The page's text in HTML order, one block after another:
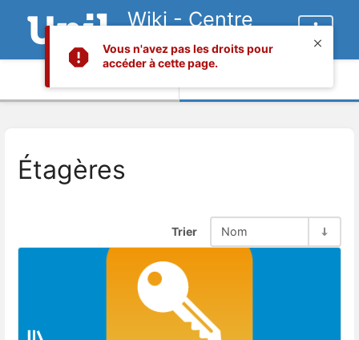
Vous n'avez pas les droits pour
accéder à cette page.
Wiki - Centre
informatique
Étagères
Trier Nom